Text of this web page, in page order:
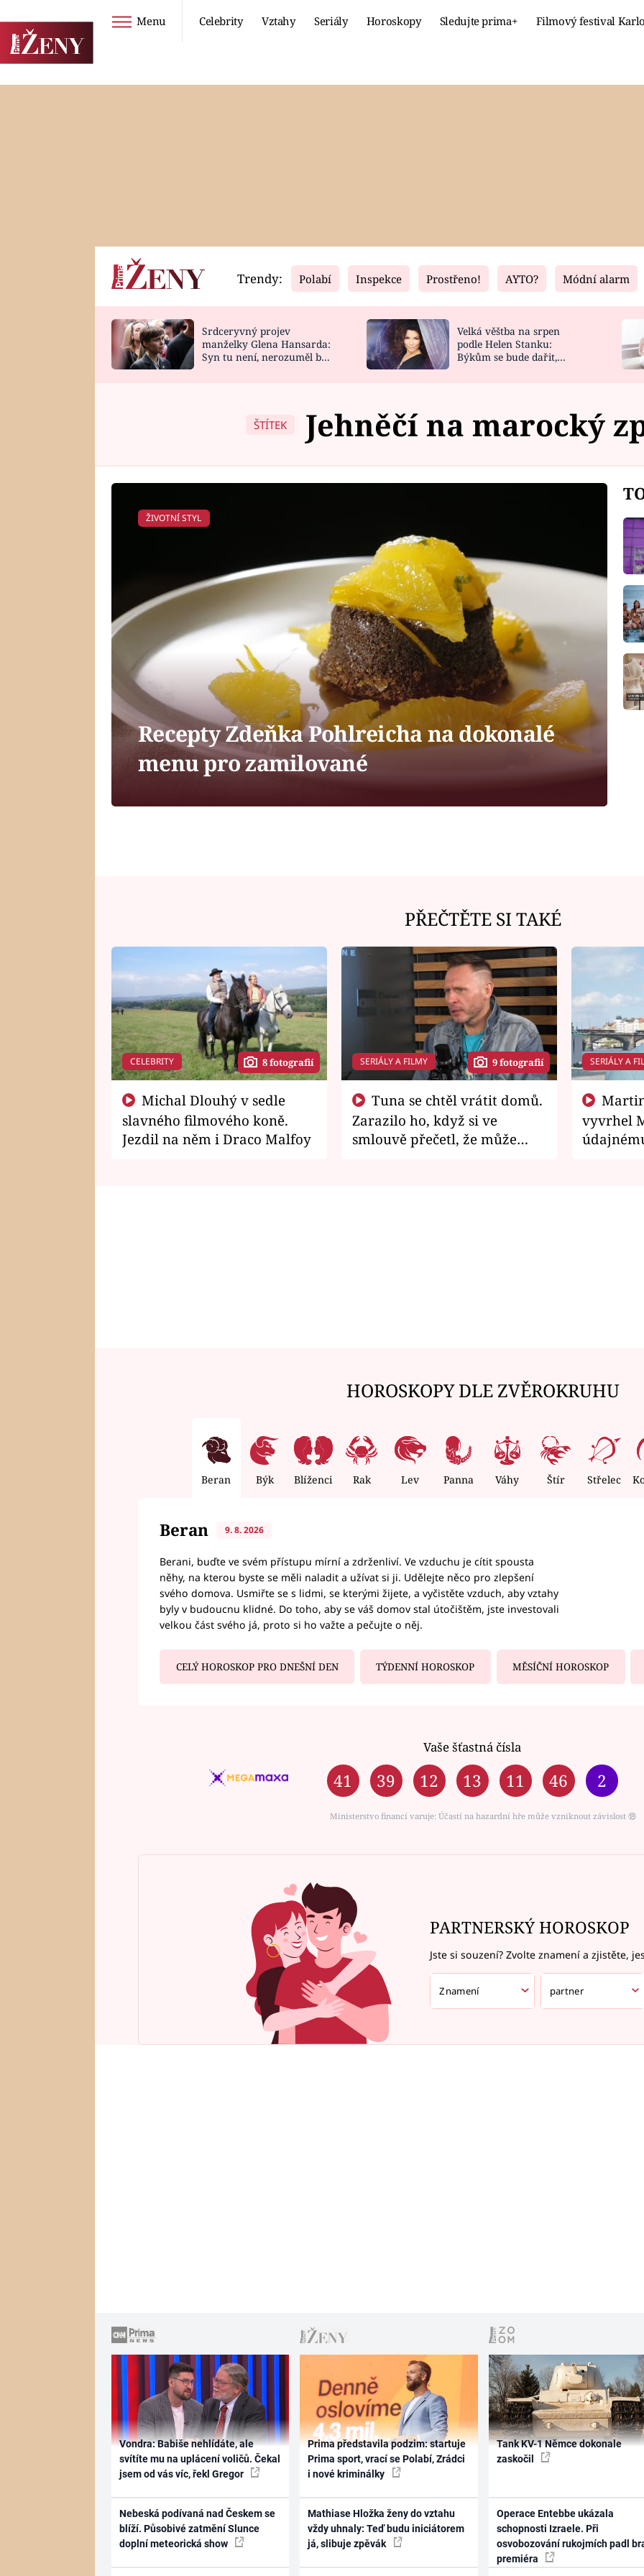
Menu Celebrity Vztahy Seriály Horoskopy Sledujte prima+ Filmový festival
Horoskopy
HOROSKOP NA
Video
CELEBRITY
VAŘENÍ
Fresh
NOVINKY
VIDEORECEPTY
Living
DESIGN
Trendy: Polabí Inspekce Prostřeno! AYTO? Módní alarm
Srdceryvný projev
manželky Glena Hansarda:
Syn tu není, nerozuměl by
Velká věštba na srpen
podle Helen Stanku:
Býkům se bude dařit,
ŠTÍTEK Jehněčí na marocký
ŽIVOTNÍ STYL
Recepty Zdeňka Pohlreicha na dokonalé
menu pro zamilované
PŘEČTĚTE SI TAKÉ
CELEBRITY 8 fotografií
slavného filmového koně.
Jezdil na něm i Draco Malfoy
SERIÁLY A FILMY 9 fotografií
Zarazilo ho, když si ve
smlouvě přečetl, že může
SERIÁLY A
vyvrhel
HOROSKOPY DLE ZVĚROKRUHU
Beran Býk Blíženci Rak Lev Panna Váhy Štír Střelec
Beran 9. 8. 2026
Berani, buďte ve svém přístupu mírní a zdrženliví. Ve vzduchu je cítit spousta
něhy, na kterou byste se měli naladit a užívat si ji. Udělejte něco pro zlepšení
svého domova. Usmiřte se s lidmi, se kterými žijete, a vyčistěte vzduch, aby vztahy
byly v budoucnu klidné. Do toho, aby se váš domov stal útočištěm, jste investovali
velkou část svého já, proto si ho važte a pečujte o něj.
CELÝ HOROSKOP PRO DNEŠNÍ DEN TÝDENNÍ HOROSKOP MĚSÍČNÍ HOROSKOP
Vaše šťastná čísla
41 39 12 13 11 46 2
Ministerstvo financí varuje: Účastí na hazardní hře může vzniknout závislost ⑱
PARTNERSKÝ HOROSKOP
Jste si souzení? Zvolte znamení a zjistěte,
Vondra: Babiše nehlídáte, ale
svítíte mu na uplácení voličů. Čekal
jsem od vás víc, řekl Gregor
Nebeská podívaná nad Českem se
blíží. Působivé zatmění Slunce
doplní meteorická show
Prima představila podzim: startuje
Prima sport, vrací se Polabí, Zrádci
i nové kriminálky
Mathiase Hložka ženy do vztahu
vždy uhnaly: Teď budu iniciátorem
já, slibuje zpěvák
Tank KV-1 Němce dokonale
zaskočil
Operace Entebbe ukázala
schopnosti Izraele. Při
osvobozování rukojmích padl
premiéra